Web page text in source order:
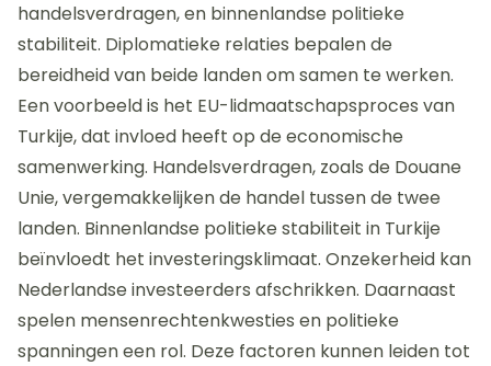
handelsverdragen, en binnenlandse politieke
stabiliteit. Diplomatieke relaties bepalen de
bereidheid van beide landen om samen te werken.
Een voorbeeld is het EU-lidmaatschapsproces van
Turkije, dat invloed heeft op de economische
samenwerking. Handelsverdragen, zoals de Douane
Unie, vergemakkelijken de handel tussen de twee
landen. Binnenlandse politieke stabiliteit in Turkije
beïnvloedt het investeringsklimaat. Onzekerheid kan
Nederlandse investeerders afschrikken. Daarnaast
spelen mensenrechtenkwesties en politieke
spanningen een rol. Deze factoren kunnen leiden tot